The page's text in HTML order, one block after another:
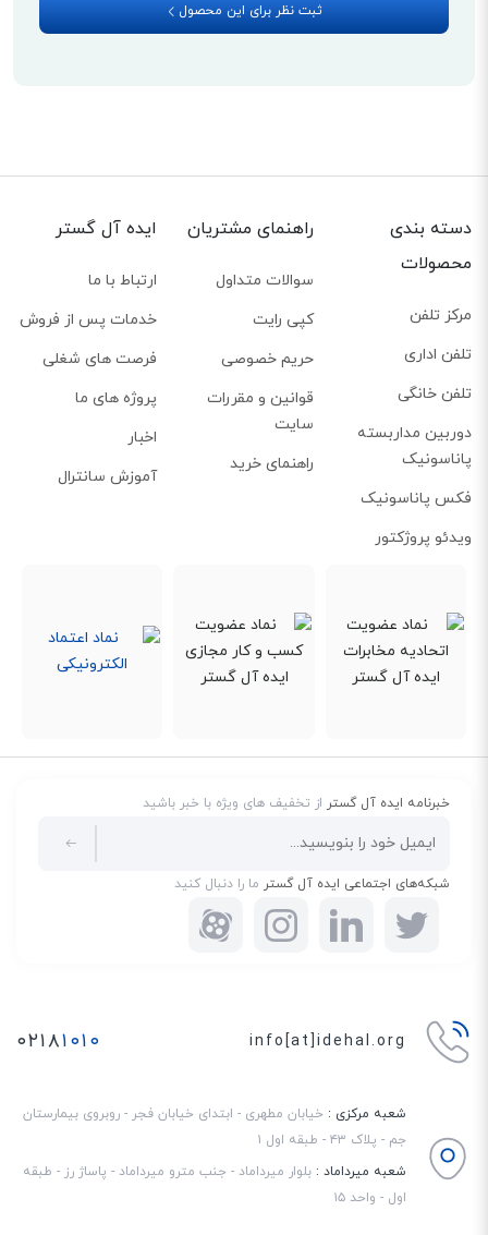
ثبت نظر برای این محصول
دسته بندی
محصولات
مرکز تلفن
تلفن اداری
تلفن خانگی
دوربین مداربسته
پاناسونیک
فکس پاناسونیک
ویدئو پروژکتور
راهنمای مشتریان
سوالات متداول
کپی رایت
حریم خصوصی
قوانین و مقررات
سایت
راهنمای خرید
ایده آل گستر
ارتباط با ما
خدمات پس از فروش
فرصت های شغلی
پروژه های ما
اخبار
آموزش سانترال
خبرنامه ایده آل گستراز تخفیف های ویژه با خبر باشید
شبکه‌های اجتماعی ایده آل گسترما را دنبال کنید
info[at]idehal.org ۰۲۱۸۱۰۱۰
شعبه مرکزی : خیابان مطهری - ابتدای خیابان فجر - روبروی بیمارستان
جم - پلاک ۴۳ - طبقه اول ۱
شعبه میرداماد : بلوار میرداماد - جنب مترو میرداماد - پاساژ رز - طبقه
اول - واحد ۱۵